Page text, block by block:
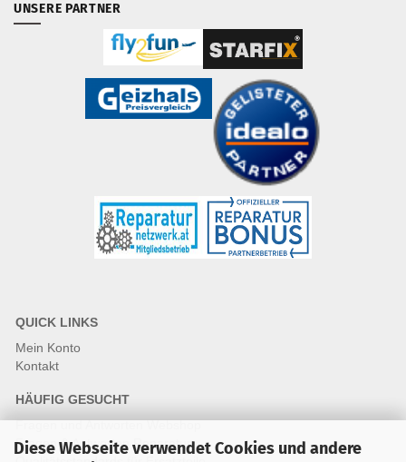
Diese Webseite verwendet Cookies und andere
UNSERE PARTNER
QUICK LINKS
Mein Konto
Kontakt
HÄUFIG GESUCHT
Fragen und Antworten Webshop
Fragen & Antworten Reparatur